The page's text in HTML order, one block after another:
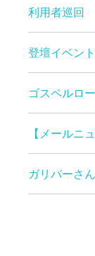
利用者巡回
登壇イベン
ゴスペルロ
【メール
ガリバーさ